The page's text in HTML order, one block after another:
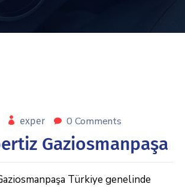
exper 0 Comments
Gaziosmanpaşa
Türkiye genelinde